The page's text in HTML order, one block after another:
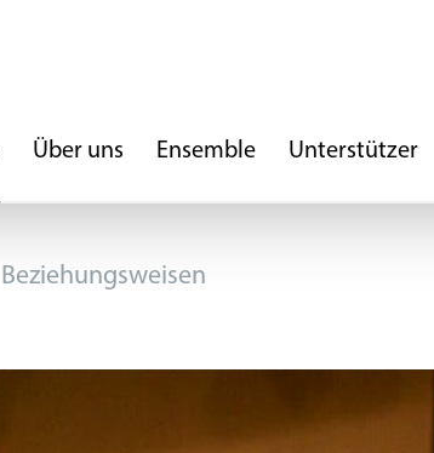
Über uns Ensemble Unterstützer
Beziehungsweisen